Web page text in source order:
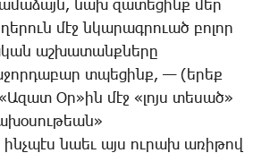
նախ զա­տե­ցինք մեր
մէջ նկա­րագ­րո­ւած բո­լոր
աշ­խա­տանք­նե­րը
տպե­ցինք, — (ե­րեք
Օր»ին մէջ «լոյս տե­սած»
ինչ­պէս նաեւ այս ու­րախ ա­ռի­թով